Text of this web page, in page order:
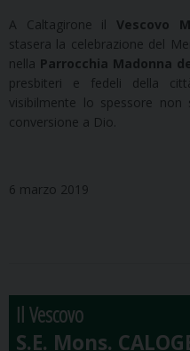
A Caltagirone il Vescovo
stasera la celebrazione del
nella Parrocchia Madonna
presbiteri e fedeli della
visibilmente lo spessore non
conversione a Dio.
6 marzo 2019
Il Vescovo